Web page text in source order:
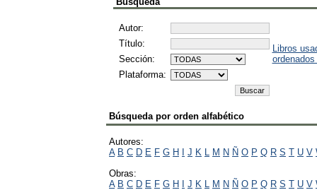
Autor:
Título:
Sección:
Plataforma:
Libros
Búsqueda por orden alfabético
Autores:
A B C D E F G H I J K L M N Ñ O P Q R S T U V
Obras:
A B C D E F G H I J K L M N Ñ O P Q R S T U V